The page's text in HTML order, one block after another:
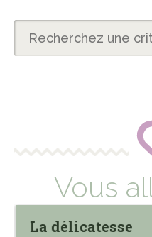
Vous
La délicatesse